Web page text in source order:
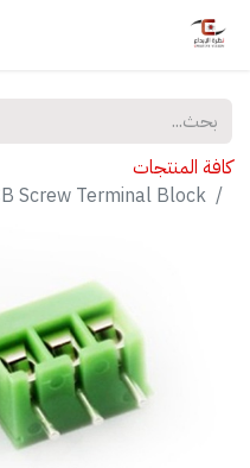
كافة المنتجات
Screw Terminal Block